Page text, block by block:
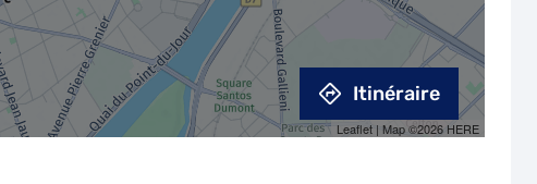
Leaflet | Map ©2026 HERE
Itinéraire